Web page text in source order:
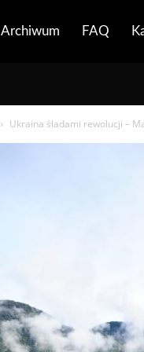
Archiwum FAQ
Ukraina śladami rewolucji –